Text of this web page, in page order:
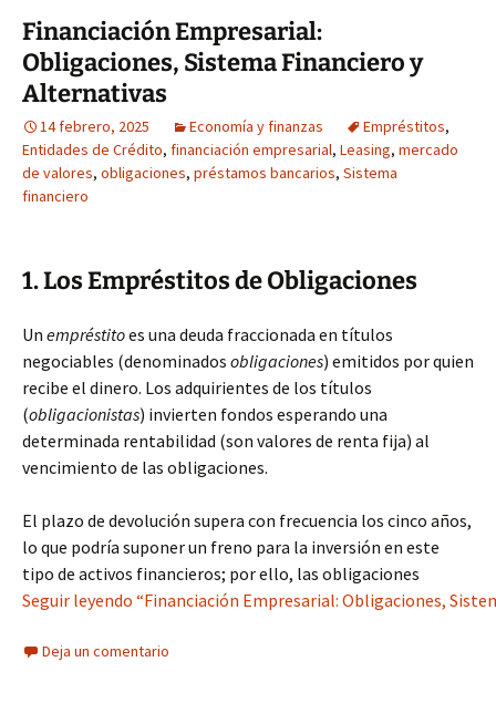
Financiación Empresarial:
Obligaciones, Sistema Financiero y
Alternativas
14 febrero, 2025 Economía y finanzas Empréstitos,
Entidades de Crédito, financiación empresarial, Leasing, mercado
de valores, obligaciones, préstamos bancarios, Sistema
financiero
1. Los Empréstitos de Obligaciones
Un empréstitoes una deuda fraccionada en títulos
negociables (denominados obligaciones) emitidos por quien
recibe el dinero. Los adquirientes de los títulos
(obligacionistas) invierten fondos esperando una
determinada rentabilidad (son valores de renta fija) al
vencimiento de las obligaciones.
El plazo de devolución supera con frecuencia los cinco años,
lo que podría suponer un freno para la inversión en este
tipo de activos financieros; por ello, las obligaciones
Seguir leyendo “Financiación Empresarial: Obligaciones,
Deja un comentario